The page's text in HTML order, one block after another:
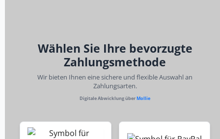
Wählen Sie Ihre bevorzugte
Zahlungsmethode
Wir bieten Ihnen eine sichere und flexible Auswahl an
Zahlungsarten.
Digitale Abwicklung überMollie